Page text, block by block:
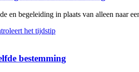
en begeleiding in plaats van alleen naar
bestemming